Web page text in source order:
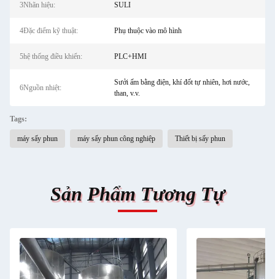
3Nhãn hiệu: SULI
4Đặc điểm kỹ thuật: Phụ thuộc vào mô hình
5hệ thống điều khiển: PLC+HMI
6Nguồn nhiệt:
Sưởi ấm bằng điện, khí đốt tự nhiên, hơi nước,
than, v.v.
Tags:
máy sấy phun máy sấy phun công nghiệp Thiết bị sấy phun
Sản Phẩm Tương Tự